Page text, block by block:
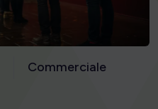
Commerciale